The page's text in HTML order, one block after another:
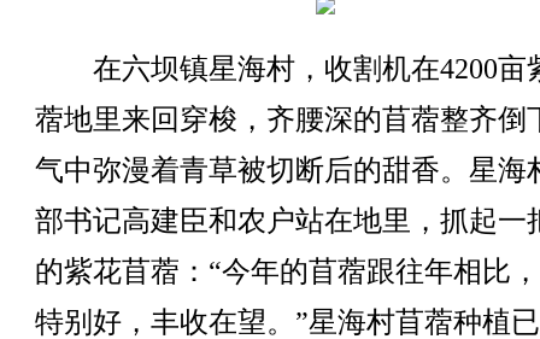
在六坝镇星海村，收割机在4200亩
蓿地里来回穿梭，齐腰深的苜蓿整齐倒
气中弥漫着青草被切断后的甜香。星海
部书记高建臣和农户站在地里，抓起一
的紫花苜蓿：“今年的苜蓿跟往年相比
特别好，丰收在望。”星海村苜蓿种植